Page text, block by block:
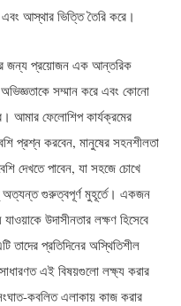
আস্থার ভিত্তি তৈরি করে।
জন্য প্রয়োজন এক আন্তরিক
সম্মান করে এবং কোনো
আমার ফেলোশিপ কার্যক্রমের
প্রশ্ন করবেন, মানুষের সহনশীলতা
দেখতে পাবেন, যা সহজে চোখে
গুরুত্বপূর্ণ মুহূর্তে। একজন
যাওয়াকে উদাসীনতার লক্ষণ হিসেবে
তাদের প্রতিদিনের অস্থিতিশীল
এই বিষয়গুলো লক্ষ্য করার
কবলিত এলাকায় কাজ করার